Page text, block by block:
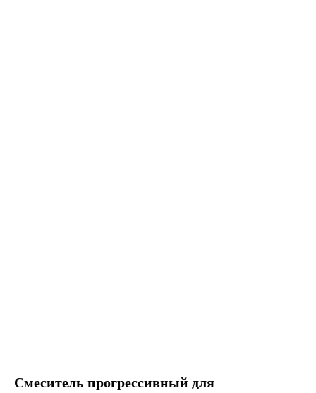
Смеситель прогрессивный для